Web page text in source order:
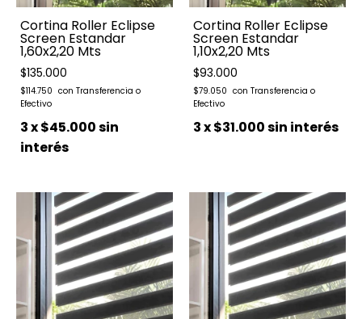
Cortina Roller Eclipse
Screen Estandar
1,60x2,20 Mts
$135.000
$114.750
3x$45.000sin
interés
Cortina Roller Eclipse
Screen Estandar
1,10x2,20 Mts
$93.000
$79.050
3x$31.000sin interés